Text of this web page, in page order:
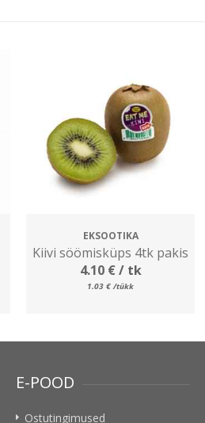
EKSOOTIKA
Kiivi söömisküps 4tk pakis
4.10 €/ tk
1.03 € /tükk
E-POOD
Ostutingimused